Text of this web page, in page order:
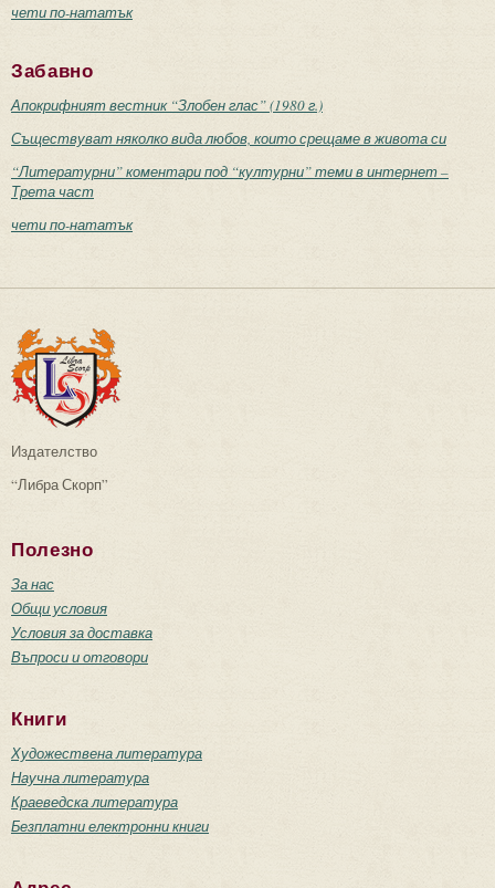
чети по-нататък
Забавно
Апокрифният вестник “Злобен глас” (1980 г.)
Съществуват няколко вида любов, които срещаме в живота си
“Литературни” коментари под “културни” теми в интернет –
Трета част
чети по-нататък
Издателство
“Либра Скорп”
Полезно
За нас
Общи условия
Условия за доставка
Въпроси и отговори
Книги
Художествена литература
Научна литература
Краеведска литература
Безплатни електронни книги